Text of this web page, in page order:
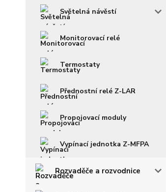
Světelná návěstí
Monitorovací relé
Termostaty
Přednostní relé Z-LAR
Propojovací moduly
Vypínací jednotka Z-MFPA
Rozvaděče a rozvodnice